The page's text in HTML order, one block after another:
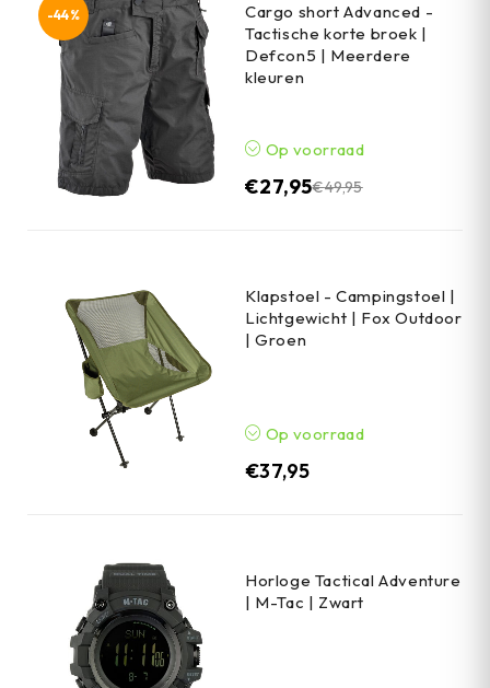
-44%
Cargo short Advanced -
Tactische korte broek |
Defcon5 | Meerdere
kleuren
Op voorraad
€49,95
€27,95
Klapstoel - Campingstoel |
Lichtgewicht | Fox Outdoor
| Groen
Op voorraad
€37,95
Horloge Tactical Adventure
| M-Tac | Zwart